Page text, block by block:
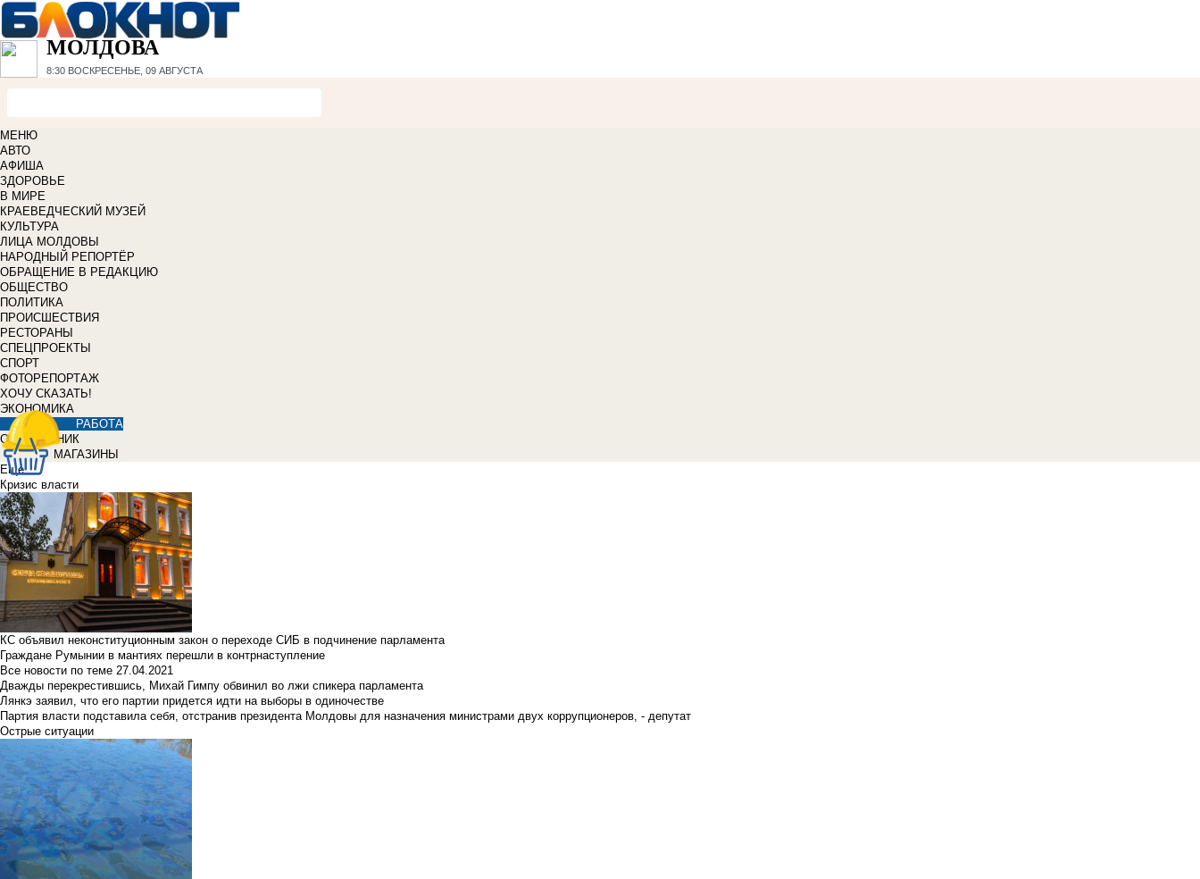
МОЛДОВА
8:30 ВОСКРЕСЕНЬЕ, 09 АВГУСТА
МЕНЮ
АВТО
АФИША
ЗДОРОВЬЕ
В МИРЕ
КРАЕВЕДЧЕСКИЙ МУЗЕЙ
КУЛЬТУРА
ЛИЦА МОЛДОВЫ
НАРОДНЫЙ РЕПОРТЁР
ОБРАЩЕНИЕ В РЕДАКЦИЮ
ОБЩЕСТВО
ПОЛИТИКА
ПРОИСШЕСТВИЯ
РЕСТОРАНЫ
СПЕЦПРОЕКТЫ
СПОРТ
ФОТОРЕПОРТАЖ
ХОЧУ СКАЗАТЬ!
ЭКОНОМИКА
РАБОТА
СПРАВОЧНИК
МАГАЗИНЫ
Еще
Кризис власти
КС объявил неконституционным закон о переходе СИБ в подчинение парламента
Граждане Румынии в мантиях перешли в контрнаступление
Все новости по теме 27.04.2021
Дважды перекрестившись, Михай Гимпу обвинил во лжи спикера парламента
Лянкэ заявил, что его партии придется идти на выборы в одиночестве
Партия власти подставила себя, отстранив президента Молдовы для назначения министрами двух коррупционеров, - депутат
Острые ситуации